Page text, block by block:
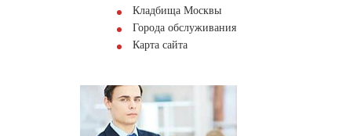
Кладбища Москвы
Города обслуживания
Карта сайта